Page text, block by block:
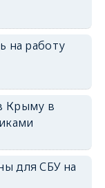
на работу
Крыму в
для СБУ на